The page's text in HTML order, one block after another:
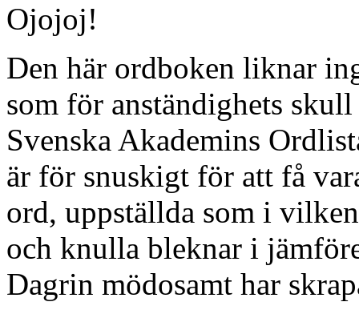
Ojojoj!
Den här ordboken liknar
som för anständighets
Svenska Akademins
är för snuskigt för att få
ord, uppställda som i
och knulla bleknar i
Dagrin mödosamt har